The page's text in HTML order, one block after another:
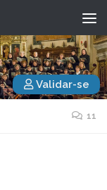
Validar-se
11